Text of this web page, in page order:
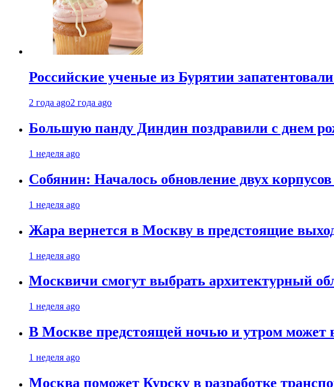
Российские ученые из Бурятии
2 года ago2 года ago
Большую панду Диндин поздравили с днем
1 неделя ago
Собянин: Началось обновление двух
1 неделя ago
Жара вернется в Москву в предстоящие
1 неделя ago
Москвичи смогут выбрать архитектурный
1 неделя ago
В Москве предстоящей ночью и утром может
1 неделя ago
Москва поможет Курску в разработке